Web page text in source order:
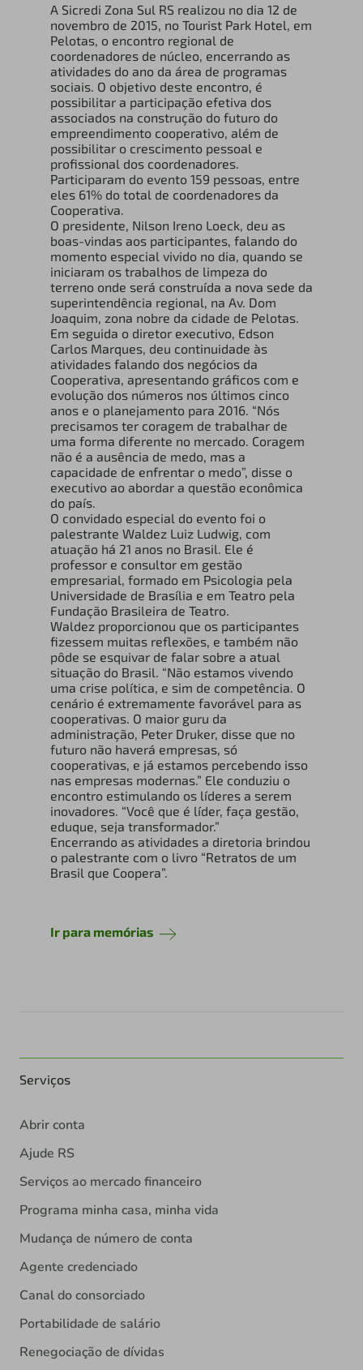
A Sicredi Zona Sul RS realizou no dia 12 de
novembro de 2015, no Tourist Park Hotel, em
Pelotas, o encontro regional de
coordenadores de núcleo, encerrando as
atividades do ano da área de programas
sociais. O objetivo deste encontro, é
possibilitar a participação efetiva dos
associados na construção do futuro do
empreendimento cooperativo, além de
possibilitar o crescimento pessoal e
profissional dos coordenadores.
Participaram do evento 159 pessoas, entre
eles 61% do total de coordenadores da
Cooperativa.
O presidente, Nilson Ireno Loeck, deu as
boas-vindas aos participantes, falando do
momento especial vivido no dia, quando se
iniciaram os trabalhos de limpeza do
terreno onde será construída a nova sede da
superintendência regional, na Av. Dom
Joaquim, zona nobre da cidade de Pelotas.
Em seguida o diretor executivo, Edson
Carlos Marques, deu continuidade às
atividades falando dos negócios da
Cooperativa, apresentando gráficos com e
evolução dos números nos últimos cinco
anos e o planejamento para 2016. “Nós
precisamos ter coragem de trabalhar de
uma forma diferente no mercado. Coragem
não é a ausência de medo, mas a
capacidade de enfrentar o medo”, disse o
executivo ao abordar a questão econômica
do país.
O convidado especial do evento foi o
palestrante Waldez Luiz Ludwig, com
atuação há 21 anos no Brasil. Ele é
professor e consultor em gestão
empresarial, formado em Psicologia pela
Universidade de Brasília e em Teatro pela
Fundação Brasileira de Teatro.
Waldez proporcionou que os participantes
fizessem muitas reflexões, e também não
pôde se esquivar de falar sobre a atual
situação do Brasil. “Não estamos vivendo
uma crise política, e sim de competência. O
cenário é extremamente favorável para as
cooperativas. O maior guru da
administração, Peter Druker, disse que no
futuro não haverá empresas, só
cooperativas, e já estamos percebendo isso
nas empresas modernas.” Ele conduziu o
encontro estimulando os líderes a serem
inovadores. “Você que é líder, faça gestão,
eduque, seja transformador.”
Encerrando as atividades a diretoria brindou
o palestrante com o livro “Retratos de um
Brasil que Coopera”.
Ir para memórias
Serviços
Abrir conta
Ajude RS
Serviços ao mercado financeiro
Programa minha casa, minha vida
Mudança de número de conta
Agente credenciado
Canal do consorciado
Portabilidade de salário
Renegociação de dívidas